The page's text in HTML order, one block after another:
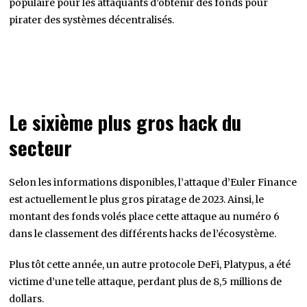
populaire pour les attaquants d’obtenir des fonds pour
pirater des systèmes décentralisés.
Le sixième plus gros hack du
secteur
Selon les informations disponibles, l’attaque d’Euler Finance
est actuellement le plus gros piratage de 2023. Ainsi, le
montant des fonds volés place cette attaque au numéro 6
dans le classement des différents hacks de l’écosystème.
Plus tôt cette année, un autre protocole DeFi, Platypus, a été
victime d’une telle attaque, perdant plus de 8,5 millions de
dollars.